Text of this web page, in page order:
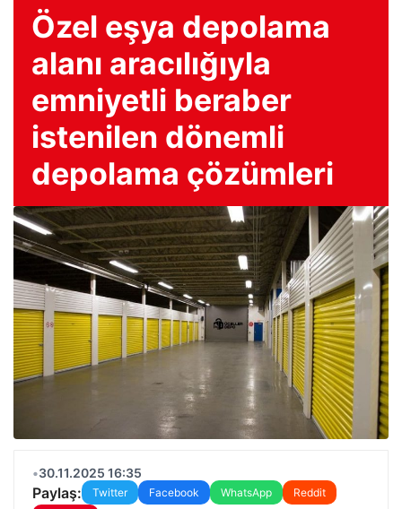
Özel eşya depolama
alanı aracılığıyla
emniyetli beraber
istenilen dönemli
depolama çözümleri
•30.11.2025 16:35
Paylaş: Twitter Facebook WhatsApp
Reddit